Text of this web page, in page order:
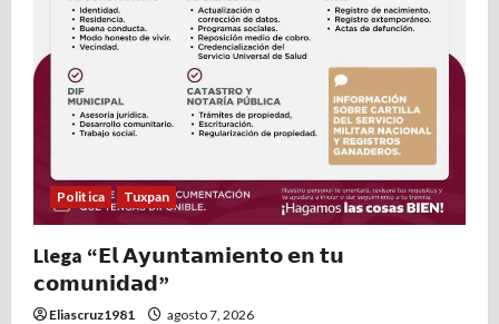
Politica Tuxpan
Llega “𝗘𝗹 𝗔𝘆𝘂𝗻𝘁𝗮𝗺𝗶𝗲𝗻𝘁𝗼 𝗲𝗻 𝘁𝘂
𝗰𝗼𝗺𝘂𝗻𝗶𝗱𝗮𝗱”
Eliascruz1981 agosto 7, 2026